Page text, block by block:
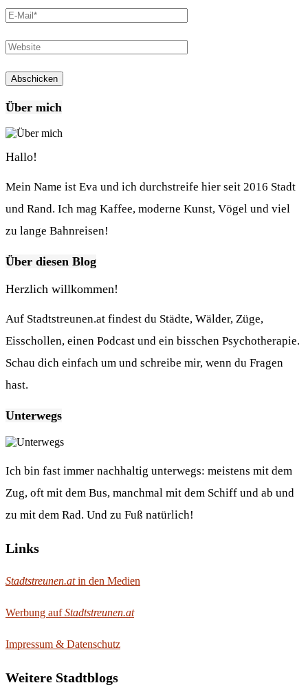
Über mich
Hallo!
Mein Name ist Eva und ich durchstreife hier seit 2016 Stadt
und Rand. Ich mag Kaffee, moderne Kunst, Vögel und viel
zu lange Bahnreisen!
Über diesen Blog
Herzlich willkommen!
Auf Stadtstreunen.at findest du Städte, Wälder, Züge,
Eisschollen, einen Podcast und ein bisschen Psychotherapie.
Schau dich einfach um und schreibe mir, wenn du Fragen
hast.
Unterwegs
Ich bin fast immer nachhaltig unterwegs: meistens mit dem
Zug, oft mit dem Bus, manchmal mit dem Schiff und ab und
zu mit dem Rad. Und zu Fuß natürlich!
Links
Stadtstreunen.atin den Medien
Werbung aufStadtstreunen.at
Impressum & Datenschutz
Weitere Stadtblogs